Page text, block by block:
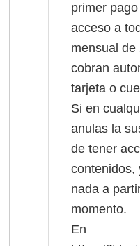
primer
acceso a
mensual de
cobran
tarjeta o
Si en
anulas la
de tener
contenidos,
nada a
momento.
En